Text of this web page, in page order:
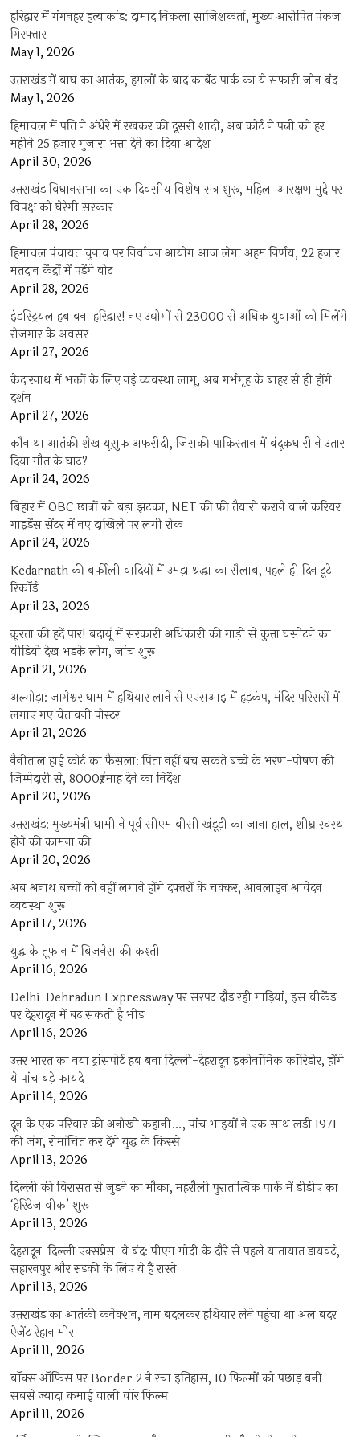
हरिद्वार में गंगनहर हत्याकांड: दामाद निकला साजिशकर्ता, मुख्य आरोपित पंकज
गिरफ्तार
May 1, 2026
उत्तराखंड में बाघ का आतंक, हमलों के बाद कार्बेट पार्क का ये सफारी जोन बंद
May 1, 2026
हिमाचल में पति ने अंधेरे में रखकर की दूसरी शादी, अब कोर्ट ने पत्नी को हर
महीने 25 हजार गुजारा भत्ता देने का दिया आदेश
April 30, 2026
उत्तराखंड विधानसभा का एक दिवसीय विशेष सत्र शुरू, महिला आरक्षण मुद्दे पर
विपक्ष को घेरेगी सरकार
April 28, 2026
हिमाचल पंचायत चुनाव पर निर्वाचन आयोग आज लेगा अहम निर्णय, 22 हजार
मतदान केंद्रों में पड़ेंगे वोट
April 28, 2026
इंडस्ट्रियल हब बना हरिद्वार! नए उद्योगों से 23000 से अधिक युवाओं को मिलेंगे
रोजगार के अवसर
April 27, 2026
केदारनाथ में भक्तों के लिए नई व्यवस्था लागू, अब गर्भगृह के बाहर से ही होंगे
दर्शन
April 27, 2026
कौन था आतंकी शेख यूसुफ अफरीदी, जिसकी पाकिस्तान में बंदूकधारी ने उतार
दिया मौत के घाट?
April 24, 2026
बिहार में OBC छात्रों को बड़ा झटका, NET की फ्री तैयारी कराने वाले करियर
गाइडेंस सेंटर में नए दाखिले पर लगी रोक
April 24, 2026
Kedarnath की बर्फीली वादियों में उमड़ा श्रद्धा का सैलाब, पहले ही दिन टूटे
रिकॉर्ड
April 23, 2026
क्रूरता की हदें पार! बदायूं में सरकारी अधिकारी की गाड़ी से कुत्ता घसीटने का
वीडियो देख भड़के लोग, जांच शुरू
April 21, 2026
अल्मोड़ा: जागेश्वर धाम में हथियार लाने से एएसआइ में हड़कंप, मंदिर परिसरों में
लगाए गए चेतावनी पोस्टर
April 21, 2026
नैनीताल हाई कोर्ट का फैसला: पिता नहीं बच सकते बच्चे के भरण-पोषण की
जिम्मेदारी से, 8000₹/माह देने का निर्देश
April 20, 2026
उत्तराखंड: मुख्यमंत्री धामी ने पूर्व सीएम बीसी खंडूड़ी का जाना हाल, शीघ्र स्वस्थ
होने की कामना की
April 20, 2026
अब अनाथ बच्चों को नहीं लगाने होंगे दफ्तरों के चक्कर, आनलाइन आवेदन
व्यवस्था शुरू
April 17, 2026
युद्ध के तूफान में बिजनेस की कश्ती
April 16, 2026
Delhi-Dehradun Expressway पर सरपट दौड़ रही गाड़ियां, इस वीकेंड
पर देहरादून में बढ़ सकती है भीड़
April 16, 2026
उत्तर भारत का नया ट्रांसपोर्ट हब बना दिल्ली-देहरादून इकोनॉमिक कॉरिडोर, होंगे
ये पांच बड़े फायदे
April 14, 2026
दून के एक परिवार की अनोखी कहानी…, पांच भाइयों ने एक साथ लड़ी 1971
की जंग, रोमांचित कर देंगे युद्ध के किस्से
April 13, 2026
दिल्ली की विरासत से जुड़ने का मौका, महरौली पुरातात्विक पार्क में डीडीए का
‘हेरिटेज वीक’ शुरू
April 13, 2026
देहरादून-दिल्ली एक्सप्रेस-वे बंद: पीएम मोदी के दौरे से पहले यातायात डायवर्ट,
सहारनपुर और रुड़की के लिए ये हैं रास्ते
April 13, 2026
उत्तराखंड का आतंकी कनेक्शन, नाम बदलकर हथियार लेने पहुंचा था अल बदर
ऐजेंट रेहान मीर
April 11, 2026
बॉक्स ऑफिस पर Border 2 ने रचा इतिहास, 10 फिल्मों को पछाड़ बनी
सबसे ज्यादा कमाई वाली वॉर फिल्म
April 11, 2026